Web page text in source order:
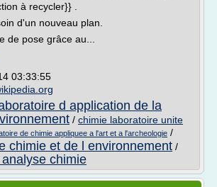
à recycler}} .
d'un nouveau plan.
de pose grâce au...
03:33:55
d application de la
/ chimie laboratoire unite
de chimie appliquee a l'art et a l'archeologie /
chimie et de l environnement /
chimie